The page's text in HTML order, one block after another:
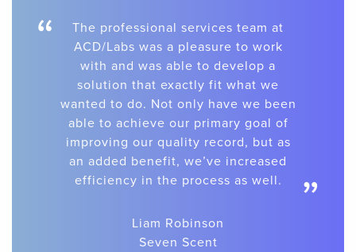
“
The professional services team at
ACD/Labs was a pleasure to work
with and was able to develop a
solution that exactly fit what we
wanted to do. Not only have we been
able to achieve our primary goal of
improving our quality record, but as
an added benefit, we’ve increased
efficiency in the process as well.
”
Liam Robinson
Seven Scent